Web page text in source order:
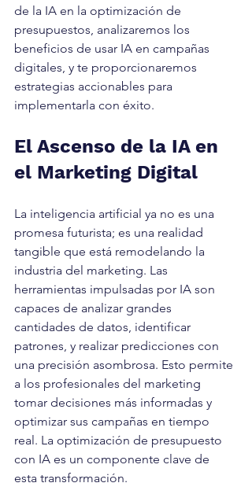
de la IA en la optimización de
presupuestos, analizaremos los
beneficios de usar IA en campañas
digitales, y te proporcionaremos
estrategias accionables para
implementarla con éxito.
El Ascenso de la IA en
el Marketing Digital
La inteligencia artificial ya no es una
promesa futurista; es una realidad
tangible que está remodelando la
industria del marketing. Las
herramientas impulsadas por IA son
capaces de analizar grandes
cantidades de datos, identificar
patrones, y realizar predicciones con
una precisión asombrosa. Esto permite
a los profesionales del marketing
tomar decisiones más informadas y
optimizar sus campañas en tiempo
real. La optimización de presupuesto
con IA es un componente clave de
esta transformación.